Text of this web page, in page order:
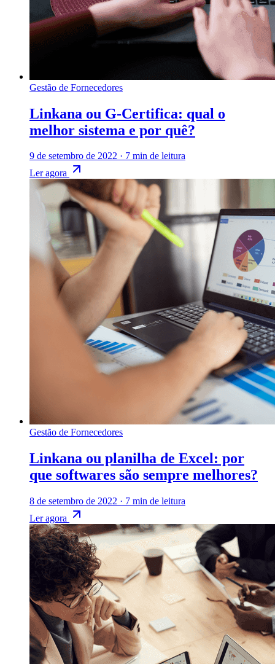
Gestão de Fornecedores
Linkana ou G-Certifica: qual o
melhor sistema e por quê?
9 de setembro de 2022 · 7 min de leitura
Ler agora
Gestão de Fornecedores
Linkana ou planilha de Excel: por
que softwares são sempre melhores?
8 de setembro de 2022 · 7 min de leitura
Ler agora